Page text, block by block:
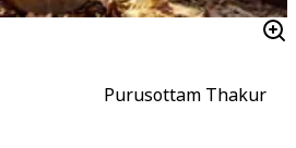
Purusottam Thakur